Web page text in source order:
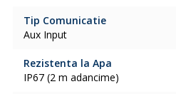
Tip Comunicatie
Aux Input
Rezistenta la Apa
IP67 (2 m adancime)